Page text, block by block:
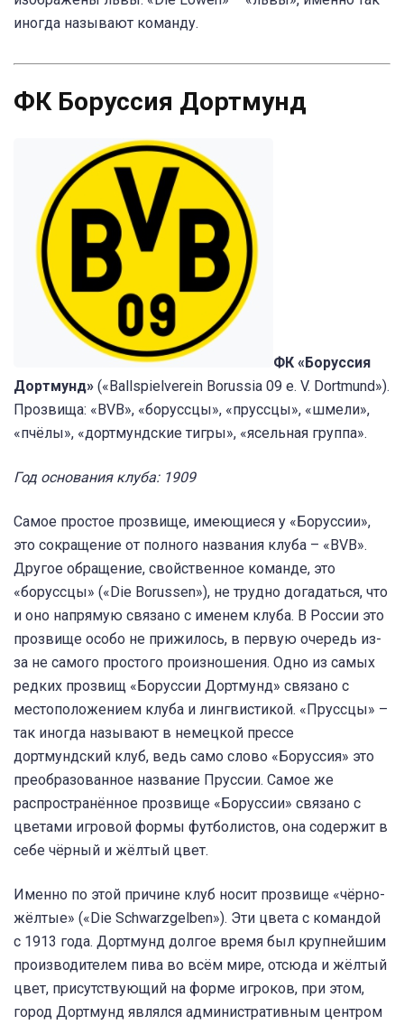
иногда называют команду.
ФК Боруссия Дортмунд
ФК «Боруссия
Дортмунд» («Ballspielverein Borussia 09 e. V. Dortmund»).
Прозвища: «BVB», «боруссцы», «пруссцы», «шмели»,
«пчёлы», «дортмундские тигры», «ясельная группа».
Год основания клуба: 1909
Самое простое прозвище, имеющиеся у «Боруссии»,
это сокращение от полного названия клуба – «BVB».
Другое обращение, свойственное команде, это
«боруссцы» («Die Borussen»), не трудно догадаться, что
и оно напрямую связано с именем клуба. В России это
прозвище особо не прижилось, в первую очередь из-
за не самого простого произношения. Одно из самых
редких прозвищ «Боруссии Дортмунд» связано с
местоположением клуба и лингвистикой. «Пруссцы» –
так иногда называют в немецкой прессе
дортмундский клуб, ведь само слово «Боруссия» это
преобразованное название Пруссии. Самое же
распространённое прозвище «Боруссии» связано с
цветами игровой формы футболистов, она содержит в
себе чёрный и жёлтый цвет.
Именно по этой причине клуб носит прозвище «чёрно-
жёлтые» («Die Schwarzgelben»). Эти цвета с командой
с 1913 года. Дортмунд долгое время был крупнейшим
производителем пива во всём мире, отсюда и жёлтый
цвет, присутствующий на форме игроков, при этом,
город Дортмунд являлся административным центром